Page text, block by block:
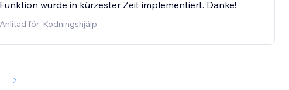
Funktion wurde in kürzester Zeit implementiert. Danke!
Anlitad för: Kodningshjälp